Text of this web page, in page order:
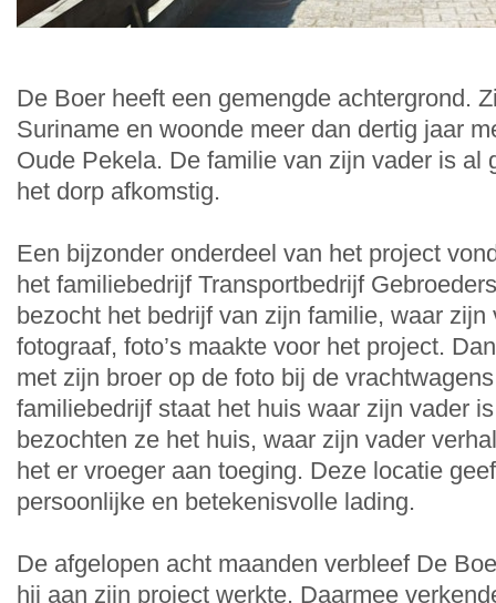
De Boer heeft een gemengde achtergrond.
Suriname en woonde meer dan dertig jaar
Oude Pekela. De familie van zijn vader is al
het dorp afkomstig.
Een bijzonder onderdeel van het project
het familiebedrijf Transportbedrijf
bezocht het bedrijf van zijn familie, waar zijn
fotograaf, foto’s maakte voor het project.
met zijn broer op de foto bij de
familiebedrijf staat het huis waar zijn vader
bezochten ze het huis, waar zijn vader
het er vroeger aan toeging. Deze locatie
persoonlijke en betekenisvolle lading.
De afgelopen acht maanden verbleef De
hij aan zijn project werkte. Daarmee